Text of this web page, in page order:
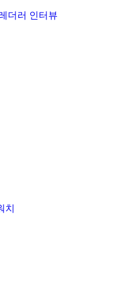
더러 인터뷰
치